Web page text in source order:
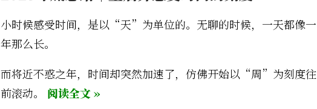
小时候感受时间，是以“天”为单位的。无聊的时候，一天都像一
年那么长。
而将近不惑之年，时间却突然加速了，仿佛开始以“周”为刻度往
前滚动。 阅读全文 »